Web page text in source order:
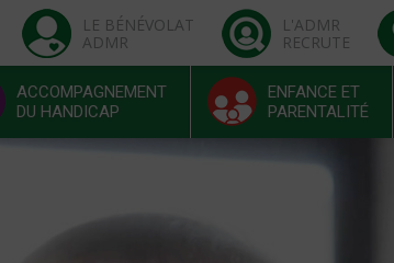
LE BÉNÉVOLAT
ADMR
L'ADMR
RECRUTE
ACCOMPAGNEMENT
DU HANDICAP
ENFANCE ET
PARENTALITÉ